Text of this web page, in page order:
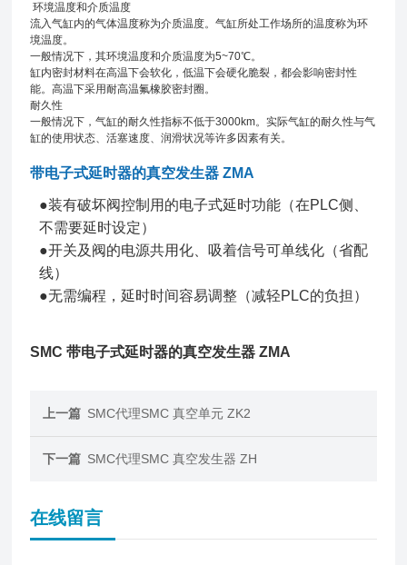
环境温度和介质温度
流入气缸内的气体温度称为介质温度。气缸所处工作场所的温度称为环
境温度。
一般情况下，其环境温度和介质温度为5~70℃。
缸内密封材料在高温下会软化，低温下会硬化脆裂，都会影响密封性
能。高温下采用耐高温氟橡胶密封圈。
耐久性
一般情况下，气缸的耐久性指标不低于3000km。实际气缸的耐久性与气
缸的使用状态、活塞速度、润滑状况等许多因素有关。
带电子式延时器的真空发生器 ZMA
●装有破坏阀控制用的电子式延时功能（在PLC侧、
不需要延时设定）
●开关及阀的电源共用化、吸着信号可单线化（省配
线）
●无需编程，延时时间容易调整（减轻PLC的负担）
SMC 带电子式延时器的真空发生器 ZMA
上一篇 SMC代理SMC 真空单元 ZK2
下一篇 SMC代理SMC 真空发生器 ZH
在线留言